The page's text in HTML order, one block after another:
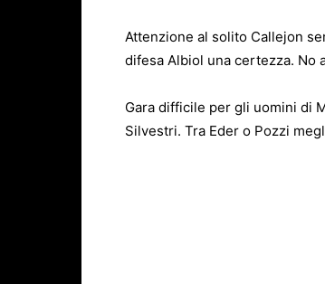
Attenzione al solito Callejon
difesa Albiol una certezza. No
Gara difficile per gli uomini di
Silvestri. Tra Eder o Pozzi